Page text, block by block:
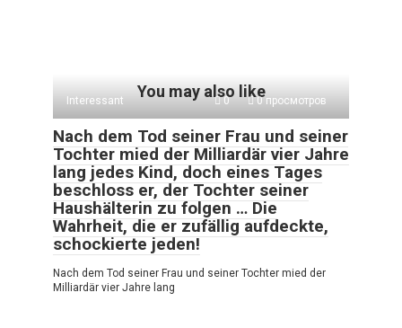
You may also like
Interessant 0 0 просмотров
Nach dem Tod seiner Frau und seiner
Tochter mied der Milliardär vier Jahre
lang jedes Kind, doch eines Tages
beschloss er, der Tochter seiner
Haushälterin zu folgen … Die
Wahrheit, die er zufällig aufdeckte,
schockierte jeden!
Nach dem Tod seiner Frau und seiner Tochter mied der
Milliardär vier Jahre lang